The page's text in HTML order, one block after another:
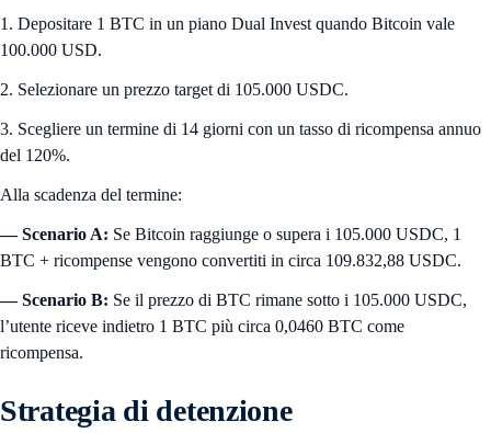
1. Depositare 1 BTC in un piano Dual Invest quando Bitcoin vale
100.000 USD.
2. Selezionare un prezzo target di 105.000 USDC.
3. Scegliere un termine di 14 giorni con un tasso di ricompensa annuo
del 120%.
Alla scadenza del termine:
— Scenario A: Se Bitcoin raggiunge o supera i 105.000 USDC, 1
BTC + ricompense vengono convertiti in circa 109.832,88 USDC.
— Scenario B: Se il prezzo di BTC rimane sotto i 105.000 USDC,
l’utente riceve indietro 1 BTC più circa 0,0460 BTC come
ricompensa.
Strategia di detenzione